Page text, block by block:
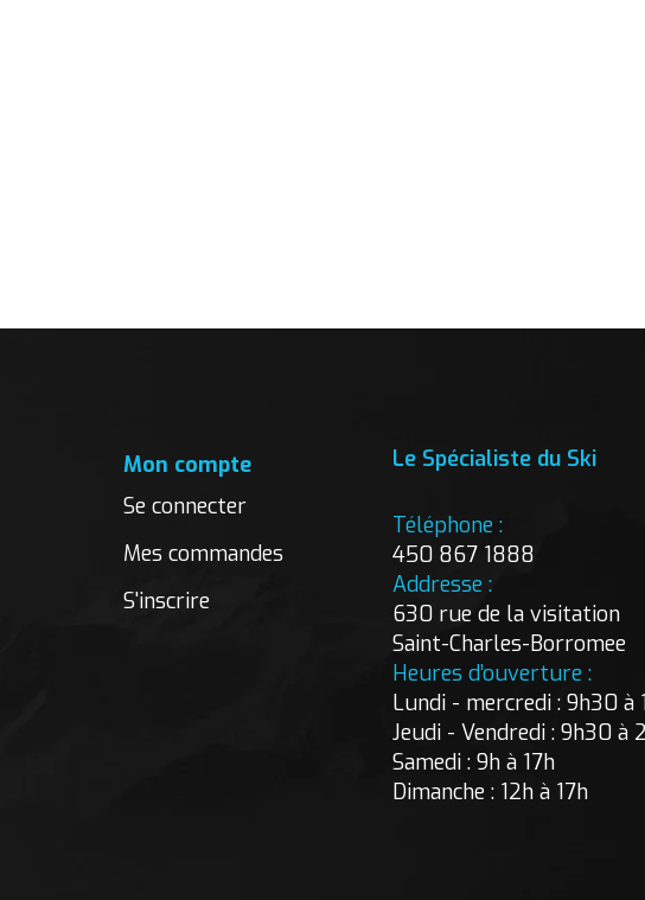
Mon compte
Se connecter
Mes commandes
S'inscrire
Le Spécialiste du Ski
Téléphone :
450 867 1888
Addresse :
630 rue de la visitation
Saint-Charles-Borromee
Heures d’ouverture :
Lundi - mercredi : 9h30 à
Jeudi - Vendredi : 9h30 à
Samedi : 9h à 17h
Dimanche : 12h à 17h